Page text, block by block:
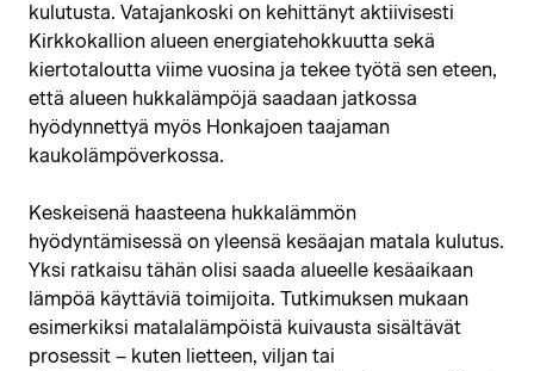
kulutusta. Vatajankoski on kehittänyt aktiivisesti
Kirkkokallion alueen energiatehokkuutta sekä
kiertotaloutta viime vuosina ja tekee työtä sen eteen,
että alueen hukkalämpöjä saadaan jatkossa
hyödynnettyä myös Honkajoen taajaman
kaukolämpöverkossa.
Keskeisenä haasteena hukkalämmön
hyödyntämisessä on yleensä kesäajan matala kulutus.
Yksi ratkaisu tähän olisi saada alueelle kesäaikaan
lämpöä käyttäviä toimijoita. Tutkimuksen mukaan
esimerkiksi matalalämpöistä kuivausta sisältävät
prosessit – kuten lietteen, viljan tai